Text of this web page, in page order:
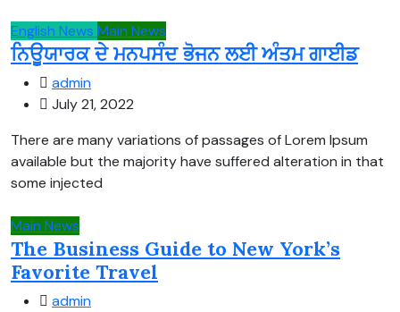
English News Main News
ਨਿਊਯਾਰਕ ਦੇ ਮਨਪਸੰਦ ਭੋਜਨ ਲਈ ਅੰਤਮ ਗਾਈਡ
admin
July 21, 2022
There are many variations of passages of Lorem Ipsum
available but the majority have suffered alteration in that
some injected
Main News
The Business Guide to New York’s
Favorite Travel
admin